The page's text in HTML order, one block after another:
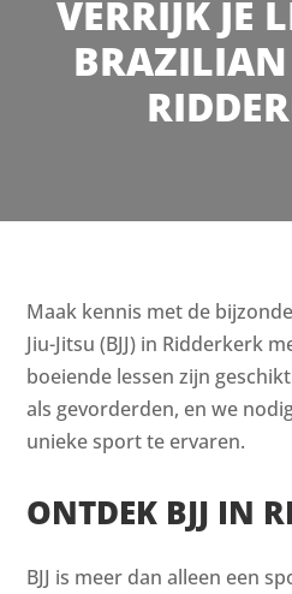
VERRIJK JE
BRAZILIAN
Maak kennis met de
Jiu-Jitsu (BJJ) in Ridderkerk
boeiende lessen zijn
als gevorderden, en we
unieke sport te ervaren.
ONTDEK BJJ IN
BJJ is meer dan alleen een